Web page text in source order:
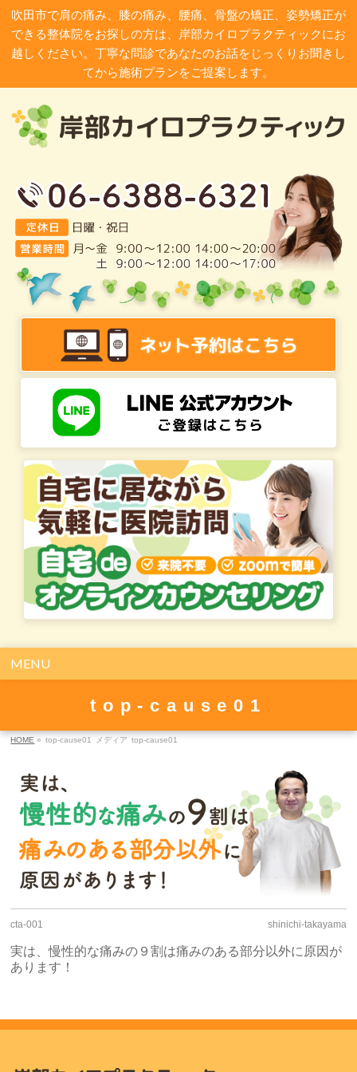
吹田市で肩の痛み、膝の痛み、腰痛、骨盤の矯正、姿勢矯正が
できる整体院をお探しの方は、岸部カイロプラクティックにお
越しください。丁寧な問診であなたのお話をじっくりお聞きし
てから施術プランをご提案します。
MENU
top-cause01
HOME » top-cause01 メディア top-cause01
cta-001 shinichi-takayama
実は、慢性的な痛みの９割は痛みのある部分以外に原因が
あります！